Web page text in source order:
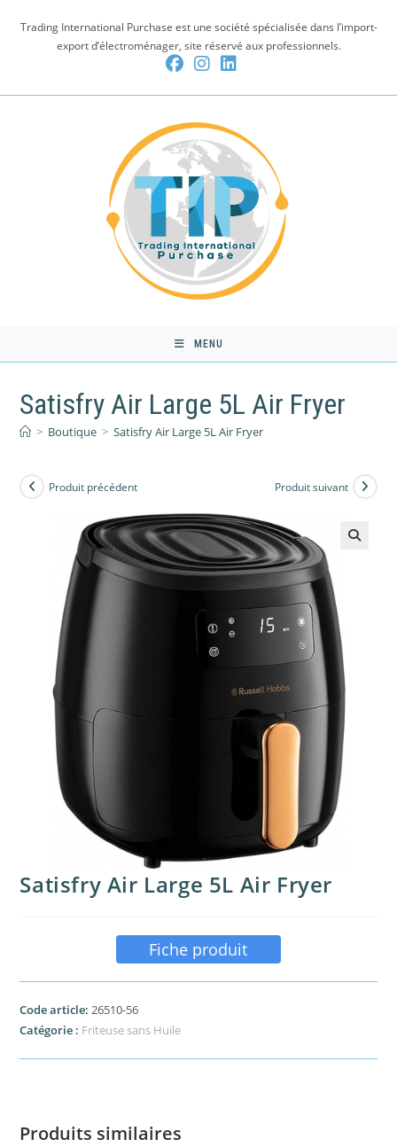
Trading International Purchase est une société spécialisée dans l’import-
export d’électroménager, site réservé aux professionnels.
MENU
Satisfry Air Large 5L Air Fryer
> Boutique > Satisfry Air Large 5L Air Fryer
Produit précédent Produit suivant
Satisfry Air Large 5L Air Fryer
Fiche produit
Code article:26510-56
Catégorie : Friteuse sans Huile
Produits similaires